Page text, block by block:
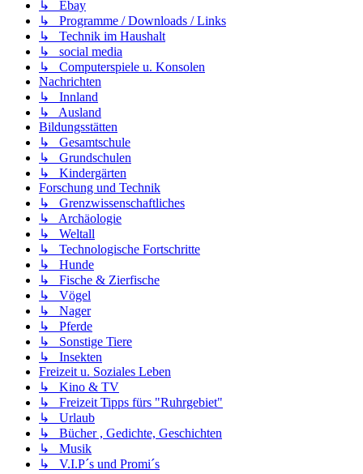
↳ Ebay
↳ Programme / Downloads / Links
↳ Technik im Haushalt
↳ social media
↳ Computerspiele u. Konsolen
Nachrichten
↳ Innland
↳ Ausland
Bildungsstätten
↳ Gesamtschule
↳ Grundschulen
↳ Kindergärten
Forschung und Technik
↳ Grenzwissenschaftliches
↳ Archäologie
↳ Weltall
↳ Technologische Fortschritte
↳ Hunde
↳ Fische & Zierfische
↳ Vögel
↳ Nager
↳ Pferde
↳ Sonstige Tiere
↳ Insekten
Freizeit u. Soziales Leben
↳ Kino & TV
↳ Freizeit Tipps fürs "Ruhrgebiet"
↳ Urlaub
↳ Bücher , Gedichte, Geschichten
↳ Musik
↳ V.I.P´s und Promi´s